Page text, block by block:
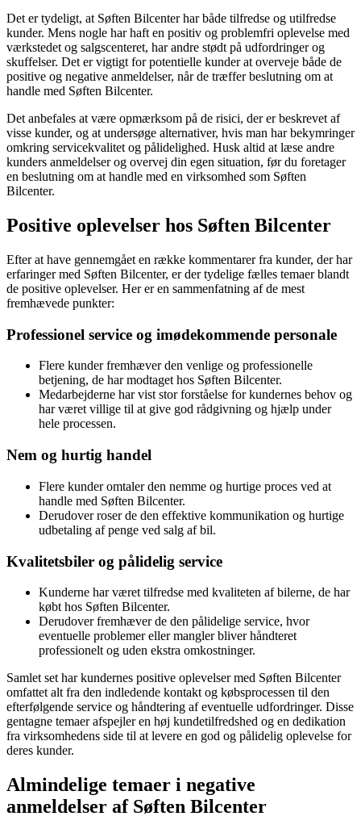
Det er tydeligt, at Søften Bilcenter har både tilfredse og utilfredse
kunder. Mens nogle har haft en positiv og problemfri oplevelse med
værkstedet og salgscenteret, har andre stødt på udfordringer og
skuffelser. Det er vigtigt for potentielle kunder at overveje både de
positive og negative anmeldelser, når de træffer beslutning om at
handle med Søften Bilcenter.
Det anbefales at være opmærksom på de risici, der er beskrevet af
visse kunder, og at undersøge alternativer, hvis man har bekymringer
omkring servicekvalitet og pålidelighed. Husk altid at læse andre
kunders anmeldelser og overvej din egen situation, før du foretager
en beslutning om at handle med en virksomhed som Søften
Bilcenter.
Positive oplevelser hos Søften Bilcenter
Efter at have gennemgået en række kommentarer fra kunder, der har
erfaringer med Søften Bilcenter, er der tydelige fælles temaer blandt
de positive oplevelser. Her er en sammenfatning af de mest
fremhævede punkter:
Professionel service og imødekommende personale
Flere kunder fremhæver den venlige og professionelle
betjening, de har modtaget hos Søften Bilcenter.
Medarbejderne har vist stor forståelse for kundernes behov og
har været villige til at give god rådgivning og hjælp under
hele processen.
Nem og hurtig handel
Flere kunder omtaler den nemme og hurtige proces ved at
handle med Søften Bilcenter.
Derudover roser de den effektive kommunikation og hurtige
udbetaling af penge ved salg af bil.
Kvalitetsbiler og pålidelig service
Kunderne har været tilfredse med kvaliteten af bilerne, de har
købt hos Søften Bilcenter.
Derudover fremhæver de den pålidelige service, hvor
eventuelle problemer eller mangler bliver håndteret
professionelt og uden ekstra omkostninger.
Samlet set har kundernes positive oplevelser med Søften Bilcenter
omfattet alt fra den indledende kontakt og købsprocessen til den
efterfølgende service og håndtering af eventuelle udfordringer. Disse
gentagne temaer afspejler en høj kundetilfredshed og en dedikation
fra virksomhedens side til at levere en god og pålidelig oplevelse for
deres kunder.
Almindelige temaer i negative
anmeldelser af Søften Bilcenter